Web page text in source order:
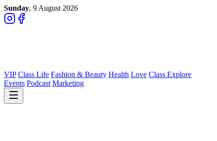
Sunday, 9 August 2026
VIP Class Life Fashion & Beauty Health Love Class Explore
Events Podcast Marketing